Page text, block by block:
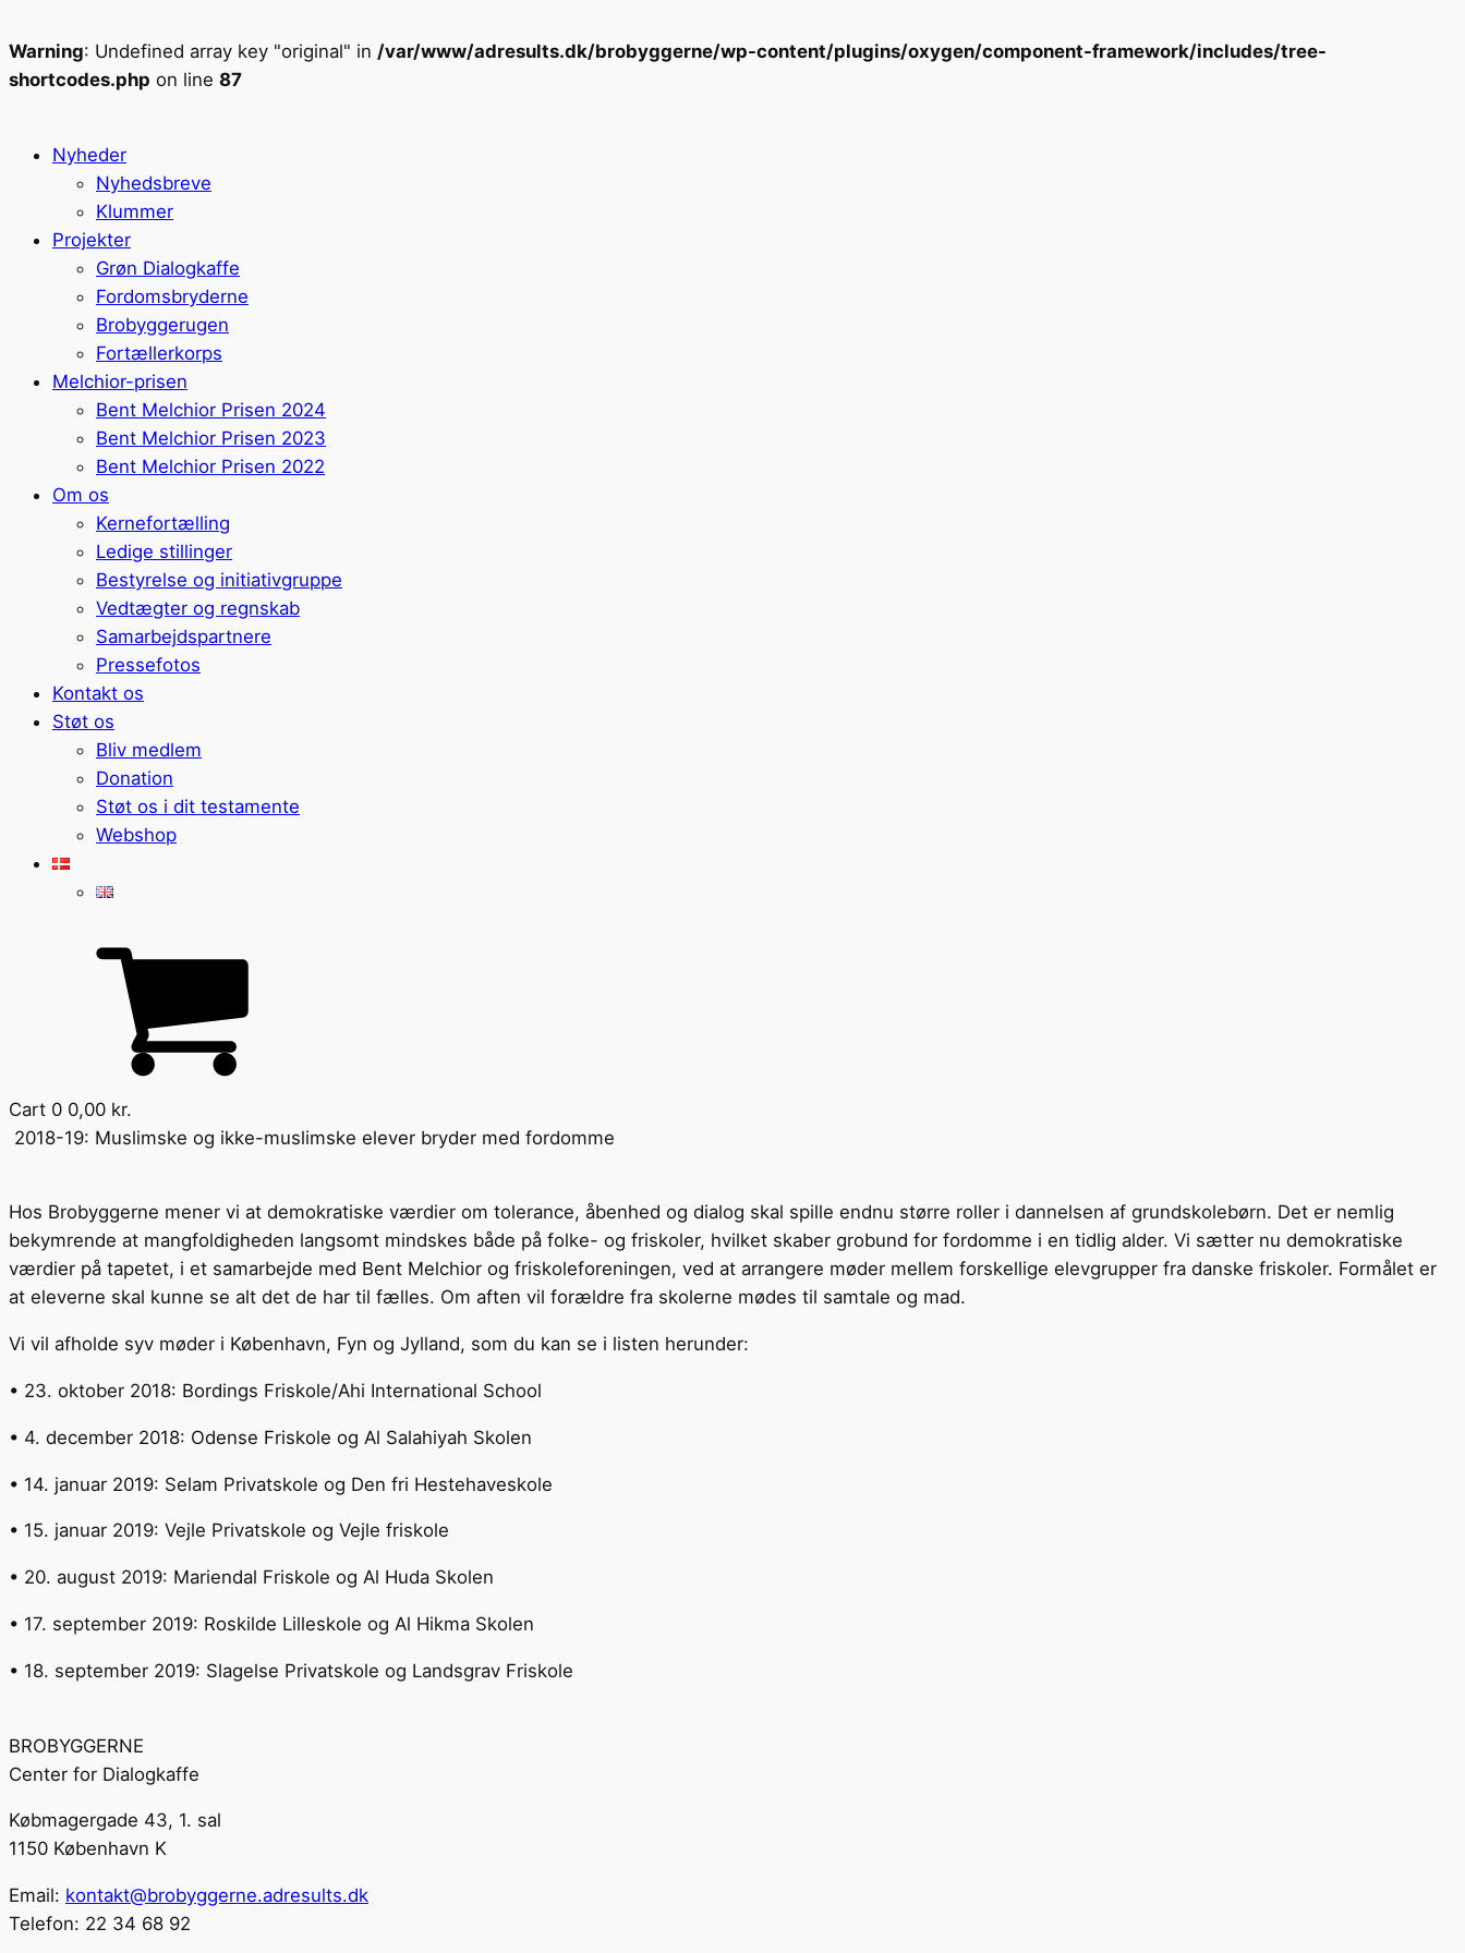
Warning: Undefined array key "original" in /var/www/adresults.dk/brobyggerne/wp-content/plugins/oxygen/component-framework/includes/tree-
shortcodes.php on line 87
Nyheder
Nyhedsbreve
Klummer
Projekter
Grøn Dialogkaffe
Fordomsbryderne
Brobyggerugen
Fortællerkorps
Melchior-prisen
Bent Melchior Prisen 2024
Bent Melchior Prisen 2023
Bent Melchior Prisen 2022
Om os
Kernefortælling
Ledige stillinger
Bestyrelse og initiativgruppe
Vedtægter og regnskab
Samarbejdspartnere
Pressefotos
Kontakt os
Støt os
Bliv medlem
Donation
Støt os i dit testamente
Webshop
Cart 0 0,00 kr.
2018-19: Muslimske og ikke-muslimske elever bryder med fordomme
Hos Brobyggerne mener vi at demokratiske værdier om tolerance, åbenhed og dialog skal spille endnu større roller i dannelsen af grundskolebørn. Det er nemlig
bekymrende at mangfoldigheden langsomt mindskes både på folke- og friskoler, hvilket skaber grobund for fordomme i en tidlig alder. Vi sætter nu demokratiske
værdier på tapetet, i et samarbejde med Bent Melchior og friskoleforeningen, ved at arrangere møder mellem forskellige elevgrupper fra danske friskoler. Formålet er
at eleverne skal kunne se alt det de har til fælles. Om aften vil forældre fra skolerne mødes til samtale og mad.
Vi vil afholde syv møder i København, Fyn og Jylland, som du kan se i listen herunder:
• 23. oktober 2018: Bordings Friskole/Ahi International School
• 4. december 2018: Odense Friskole og Al Salahiyah Skolen
• 14. januar 2019: Selam Privatskole og Den fri Hestehaveskole
• 15. januar 2019: Vejle Privatskole og Vejle friskole
• 20. august 2019: Mariendal Friskole og Al Huda Skolen
• 17. september 2019: Roskilde Lilleskole og Al Hikma Skolen
• 18. september 2019: Slagelse Privatskole og Landsgrav Friskole
BROBYGGERNE
Center for Dialogkaffe
Købmagergade 43, 1. sal
1150 København K
Email: kontakt@brobyggerne.adresults.dk
Telefon: 22 34 68 92